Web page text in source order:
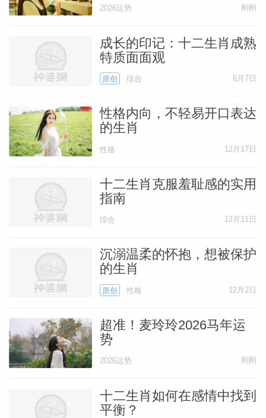
2026运势 刚刚
成长的印记：十二生肖成熟
特质面面观
原创 综合 6月7日
性格内向，不轻易开口表达
的生肖
性格 12月17日
十二生肖克服羞耻感的实用
指南
综合 12月11日
沉溺温柔的怀抱，想被保护
的生肖
原创 性格 12月2日
超准！麦玲玲2026马年运
势
2026运势 刚刚
十二生肖如何在感情中找到
平衡？